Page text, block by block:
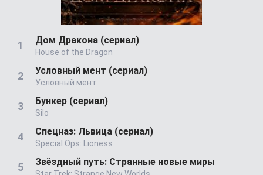
Дом Дракона (сериал)
House of the Dragon
Условный мент (сериал)
Условный мент
Бункер (сериал)
Silo
Спецназ: Львица (сериал)
Special Ops: Lioness
Звёздный путь: Странные новые миры